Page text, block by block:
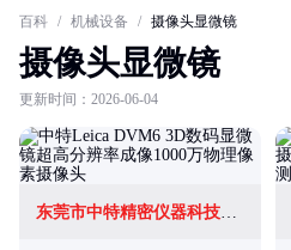
百科 / 机械设备 / 摄像头显微镜
摄像头显微镜
更新时间：2026-06-04
东莞市中特精密仪器科技有限公司